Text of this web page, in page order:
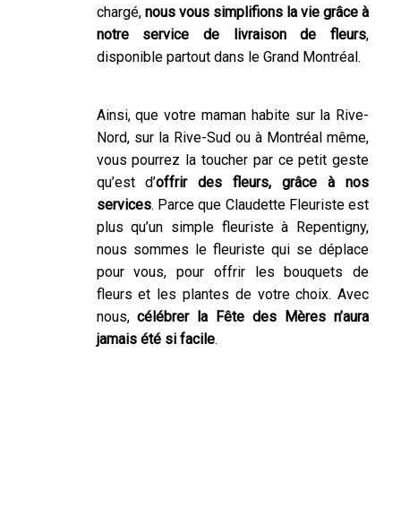
chargé, nous vous simplifions la vie grâce à
notre service de livraison de fleurs,
disponible partout dans le Grand Montréal.
Ainsi, que votre maman habite sur la Rive-
Nord, sur la Rive-Sud ou à Montréal même,
vous pourrez la toucher par ce petit geste
qu’est d’offrir des fleurs, grâce à nos
services. Parce que Claudette Fleuriste est
plus qu’un simple fleuriste à Repentigny,
nous sommes le fleuriste qui se déplace
pour vous, pour offrir les bouquets de
fleurs et les plantes de votre choix. Avec
nous,célébrer la Fête des Mères n’aura
jamais été si facile.